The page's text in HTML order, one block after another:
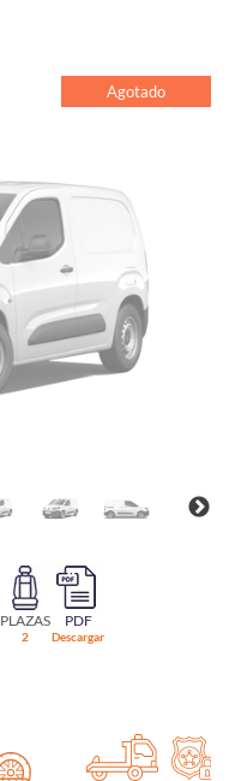
Agotado
PLAZAS
2
PDF
Descargar